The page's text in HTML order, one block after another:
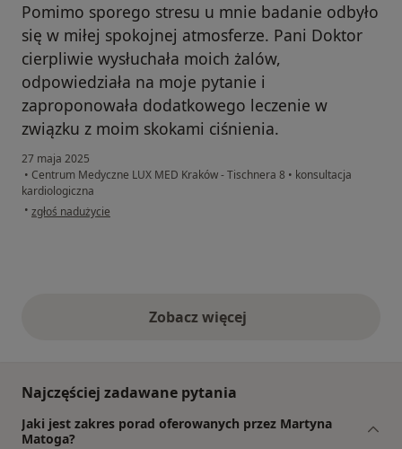
Pomimo sporego stresu u mnie badanie odbyło
się w miłej spokojnej atmosferze. Pani Doktor
cierpliwie wysłuchała moich żalów,
odpowiedziała na moje pytanie i
zaproponowała dodatkowego leczenie w
związku z moim skokami ciśnienia.
27 maja 2025
• Centrum Medyczne LUX MED Kraków - Tischnera 8 • konsultacja
kardiologiczna
• w opinii użytkownika Piotr
zgłoś nadużycie
Zobacz więcejopinie powyżej
Najczęściej zadawane pytania
Jaki jest zakres porad oferowanych przez Martyna
Matoga?